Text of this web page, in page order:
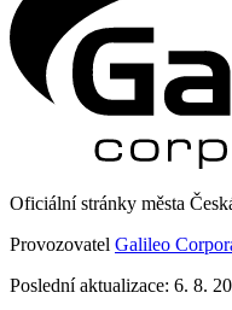
Oficiální stránky města
Provozovatel Galileo
Poslední aktualizace: 6. 8.